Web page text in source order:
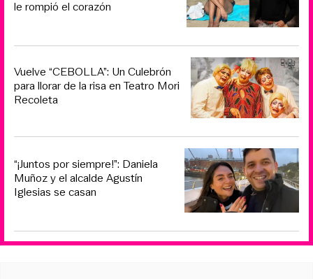
le rompió el corazón
Vuelve “CEBOLLA”: Un Culebrón
para llorar de la risa en Teatro Mori
Recoleta
“¡Juntos por siempre!”: Daniela
Muñoz y el alcalde Agustín
Iglesias se casan